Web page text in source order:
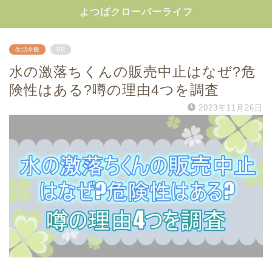
よつばクローバーライフ
生活全般 PR
水の激落ちくんの販売中止はなぜ?危
険性はある?噂の理由4つを調査
2023年11月26日